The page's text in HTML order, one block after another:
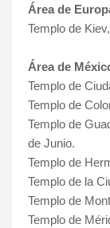
Área de
Templo de
Área de
Templo de
Templo de
Templo de
de Junio.
Templo de
Templo de la
Templo de
Templo de